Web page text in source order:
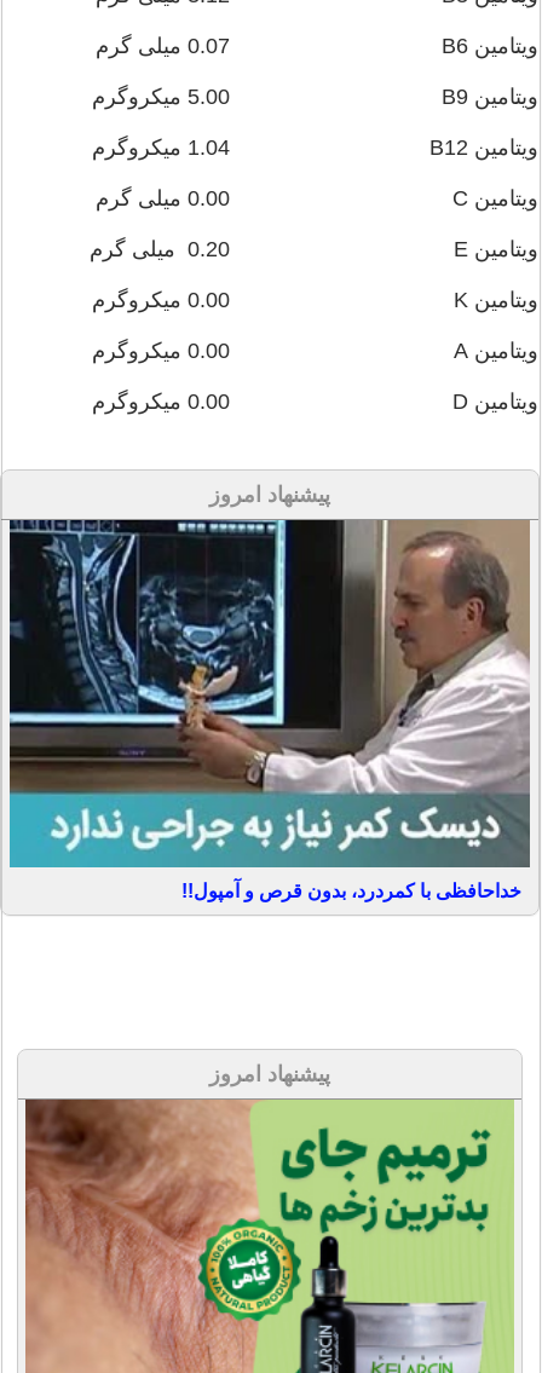
ویتامین B6 0.07 میلی گرم
ویتامین B9 5.00 میکروگرم
ویتامین B12 1.04 میکروگرم
ویتامین C 0.00 میلی گرم
ویتامین E 0.20 میلی گرم
ویتامین K 0.00 میکروگرم
ویتامین A 0.00 میکروگرم
ویتامین D 0.00 میکروگرم
پیشنهاد امروز
خداحافظی با کمردرد، بدون قرص و آمپول!!
پیشنهاد امروز